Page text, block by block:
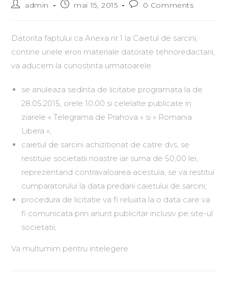
admin mai 15, 2015 0 Comments
Datorita faptului ca Anexa nr.1 la Caietul de sarcini,
contine unele erori materiale datorate tehnoredactarii,
va aducem la cunostinta urmatoarele:
se anuleaza sedinta de licitatie programata la de
28.05.2015, orele 10:00 si celelalte publicate in
ziarele « Telegrama de Prahova » si « Romania
Libera »;
caietul de sarcini achizitionat de catre dvs, se
restituie societatii noastre iar suma de 50,00 lei,
reprezentand contravaloarea acestuia, se va restitui
cumparatorului la data predarii caietului de sarcini;
procedura de licitatie va fi reluata la o data care va
fi comunicata prin anunt publicitar inclusiv pe site-ul
societatii;
Va multumim pentru intelegere